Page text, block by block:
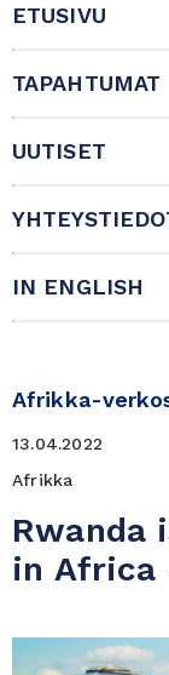
ETUSIVU
TAPAHTUMAT
UUTISET
IN ENGLISH
Afrikka-
13.04.2022
Afrikka
Rwanda
in Africa